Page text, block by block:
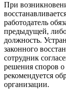
При
работодатель
предыдущей,
должность.
законного
сотрудник
решения споров
рекомендуется
организации.